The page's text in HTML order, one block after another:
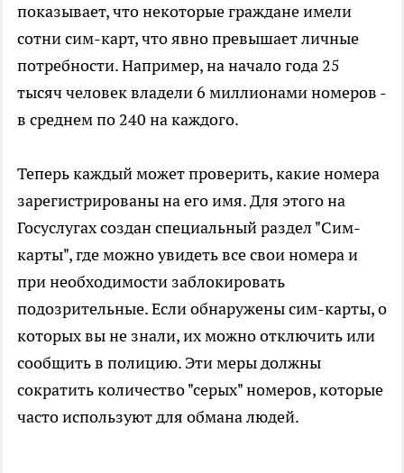
показывает, что некоторые граждане имели
сотни сим-карт, что явно превышает личные
потребности. Например, на начало года 25
тысяч человек владели 6 миллионами номеров -
в среднем по 240 на каждого.
Теперь каждый может проверить, какие номера
зарегистрированы на его имя. Для этого на
Госуслугах создан специальный раздел "Сим-
карты", где можно увидеть все свои номера и
при необходимости заблокировать
подозрительные. Если обнаружены сим-карты, о
которых вы не знали, их можно отключить или
сообщить в полицию. Эти меры должны
сократить количество "серых" номеров, которые
часто используют для обмана людей.